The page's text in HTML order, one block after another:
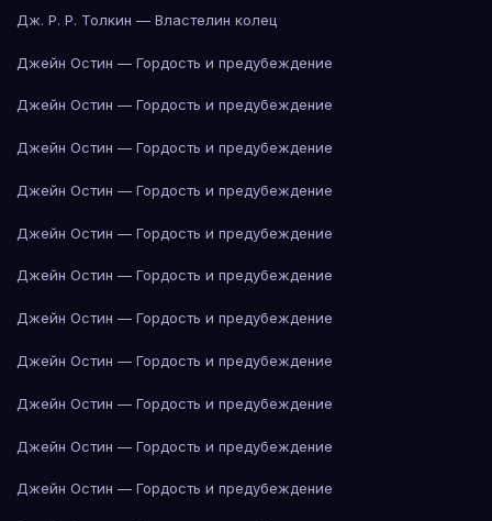
Дж. Р. Р. Толкин — Властелин колец
Джейн Остин — Гордость и предубеждение
Джейн Остин — Гордость и предубеждение
Джейн Остин — Гордость и предубеждение
Джейн Остин — Гордость и предубеждение
Джейн Остин — Гордость и предубеждение
Джейн Остин — Гордость и предубеждение
Джейн Остин — Гордость и предубеждение
Джейн Остин — Гордость и предубеждение
Джейн Остин — Гордость и предубеждение
Джейн Остин — Гордость и предубеждение
Джейн Остин — Гордость и предубеждение